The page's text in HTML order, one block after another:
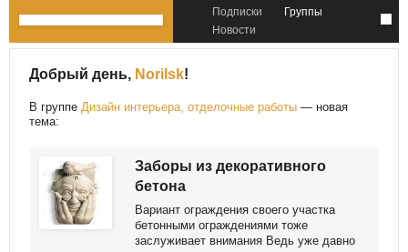
Подписки
Группы
Новости
Добрый день, Norilsk!
В группе Дизайн интерьера, отделочные работы — новая
тема:
Заборы из декоративного
бетона
Вариант ограждения своего участка
бетонными ограждениями тоже
заслуживает внимания Ведь уже давно